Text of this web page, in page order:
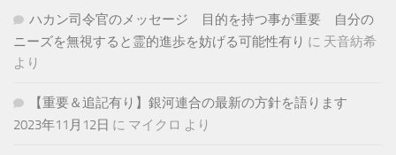
ハカン司令官のメッセージ 目的を持つ事が重要 自分の
ニーズを無視すると霊的進歩を妨げる可能性有り に 天音紡希
より
【重要＆追記有り】銀河連合の最新の方針を語ります
2023年11月12日 に マイクロ より